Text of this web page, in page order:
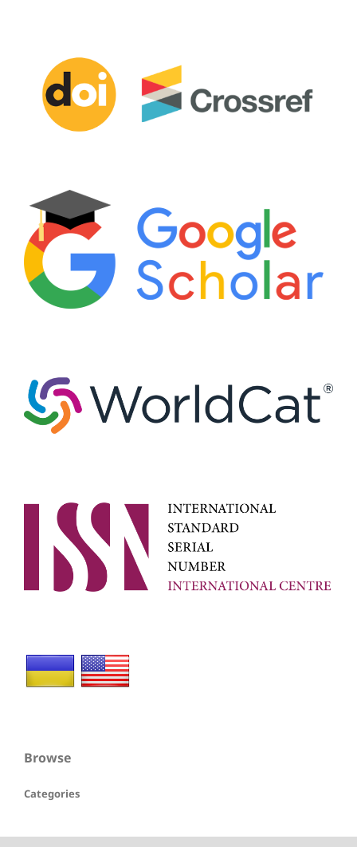
Browse
Categories